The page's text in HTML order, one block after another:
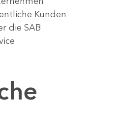
Kunden
die SAB